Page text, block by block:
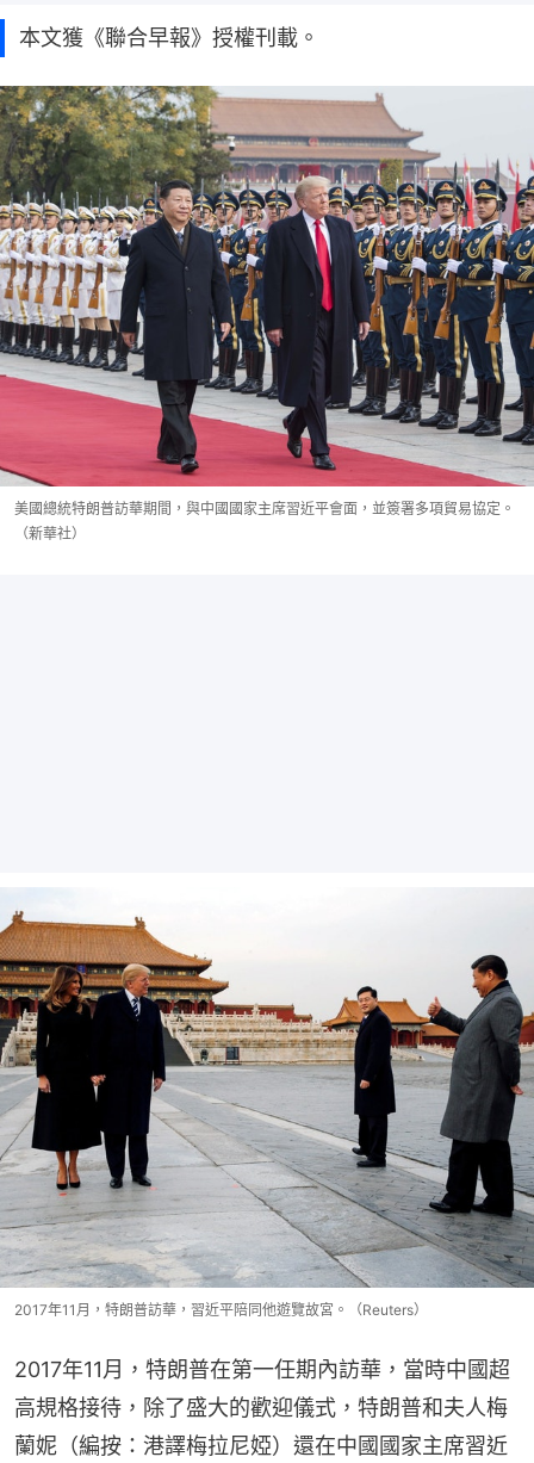
本文獲《聯合早報》授權刊載。
美國總統特朗普訪華期間，與中國國家主席習近平會面，並簽署多項貿易協定。
（新華社）
2017年11月，特朗普訪華，習近平陪同他遊覽故宮。（Reuters）
2017年11月，特朗普在第一任期內訪華，當時中國超
高規格接待，除了盛大的歡迎儀式，特朗普和夫人梅
蘭妮（編按：港譯梅拉尼婭）還在中國國家主席習近